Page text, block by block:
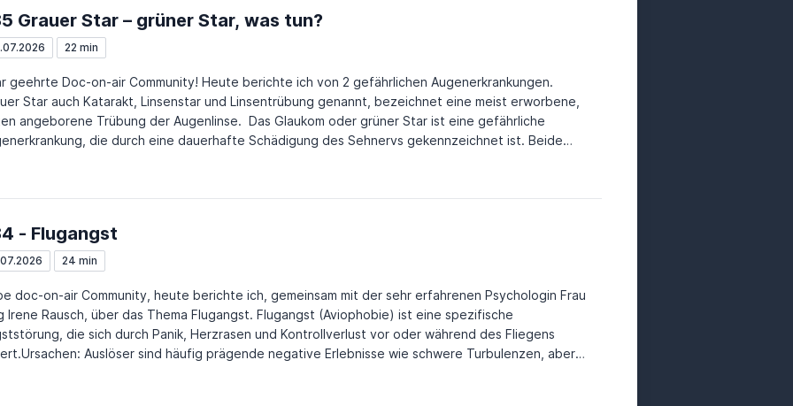
Grauer Star – grüner Star, was tun?
22 min
Doc-on-air Community! Heute berichte ich von 2 gefährlichen Augenerkrankungen.
Star auch Katarakt, Linsenstar und Linsentrübung genannt, bezeichnet eine meist erworbene,
Trübung der Augenlinse. Das Glaukom oder grüner Star ist eine gefährliche
die durch eine dauerhafte Schädigung des Sehnervs gekennzeichnet ist. Beide
im Alter von 10 bis 14 Monaten empfohlen. Zwischen dem 22. und 26. Lebensmonat ist laut
eine regelmäßige Vorsorge (etwa alle zwei Jahre) angeraten.
- Flugangst
24 min
doc-on-air Community, heute berichte ich, gemeinsam mit der sehr erfahrenen Psychologin Frau
Irene Rausch, über das Thema Flugangst. Flugangst (Aviophobie) ist eine spezifische
die sich durch Panik, Herzrasen und Kontrollverlust vor oder während des Fliegens
Auslöser sind häufig prägende negative Erlebnisse wie schwere Turbulenzen, aber